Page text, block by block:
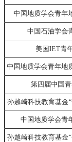
中国地质学会青年
中国石油学会
美国IET青
中国地质学会青年地
第四届中国
孙越崎科技教育基金
中国地质学会青
孙越崎科技教育基金